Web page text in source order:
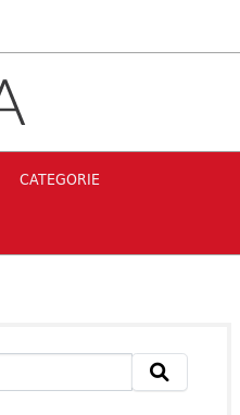
CATEGORIE